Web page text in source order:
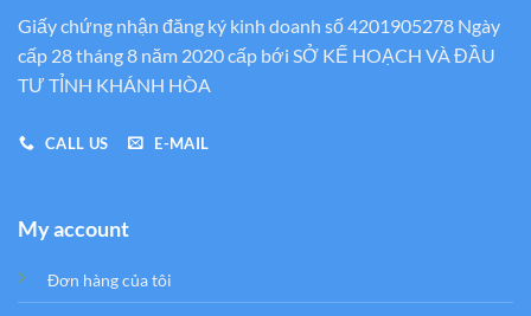
Giấy chứng nhận đăng ký kinh doanh số 4201905278 Ngày
cấp 28 tháng 8 năm 2020 cấp bới SỞ KẾ HOẠCH VÀ ĐẦU
TƯ TỈNH KHÁNH HÒA
CALL US E-MAIL
My account
Đơn hàng của tôi